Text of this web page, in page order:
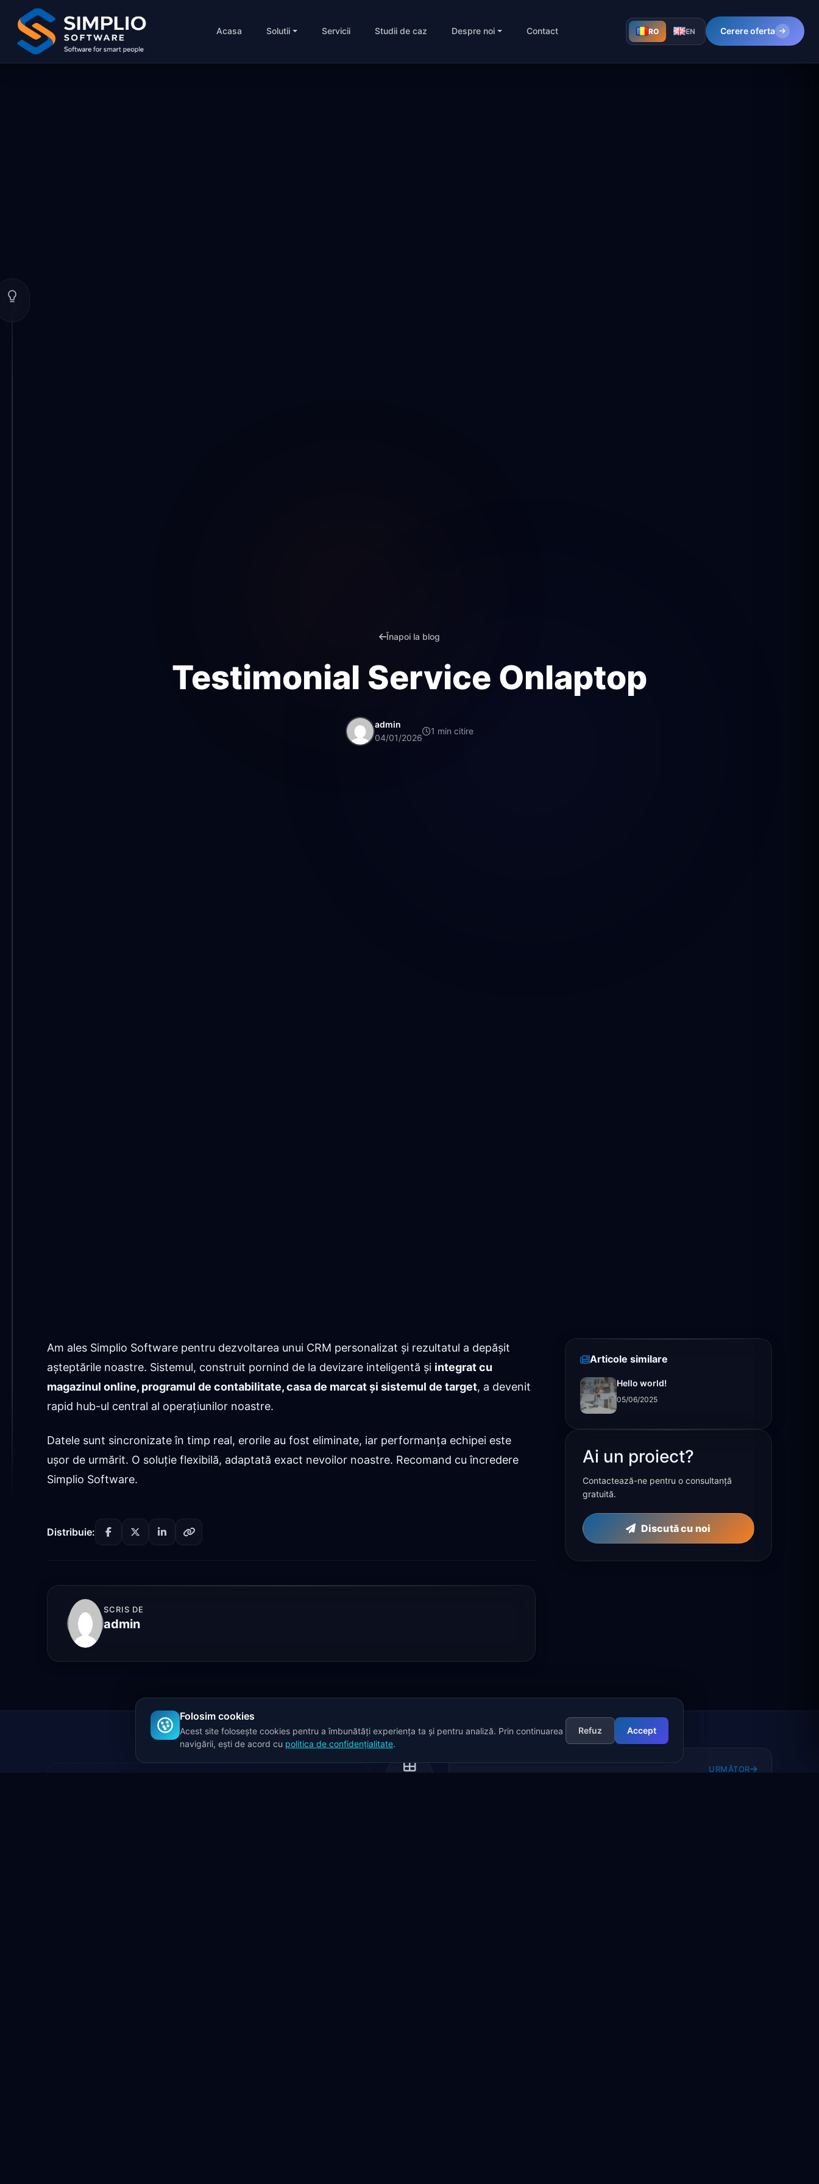
Acasa Solutii Servicii Studii de caz Despre noi Contact RO EN Cerere oferta
Înapoi la blog
Testimonial Service Onlaptop
admin
04/01/2026
1 min citire
Am ales Simplio Software pentru dezvoltarea unui CRM personalizat și rezultatul a depășit
așteptările noastre. Sistemul, construit pornind de la devizare inteligentă și integrat cu
magazinul online, programul de contabilitate, casa de marcat și sistemul de target, a devenit
rapid hub-ul central al operațiunilor noastre.
Datele sunt sincronizate în timp real, erorile au fost eliminate, iar performanța echipei este
ușor de urmărit. O soluție flexibilă, adaptată exact nevoilor noastre. Recomand cu încredere
Simplio Software.
Distribuie:
SCRIS DE
admin
Articole similare
Hello world!
05/06/2025
Ai un proiect?
Contactează-ne pentru o consultanță
gratuită.
Discută cu noi
URMĂTOR
Folosim cookies
Acest site folosește cookies pentru a îmbunătăți experiența ta și pentru analiză. Prin continuarea
navigării, ești de acord cu politica de confidențialitate.
Refuz Accept